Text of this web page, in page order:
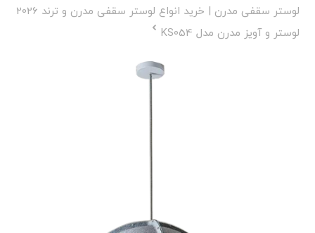
لوستر سقفی مدرن | خرید انواع لوستر سقفی مدرن و ترند 2026
لوستر و آویز مدرن مدل KS054